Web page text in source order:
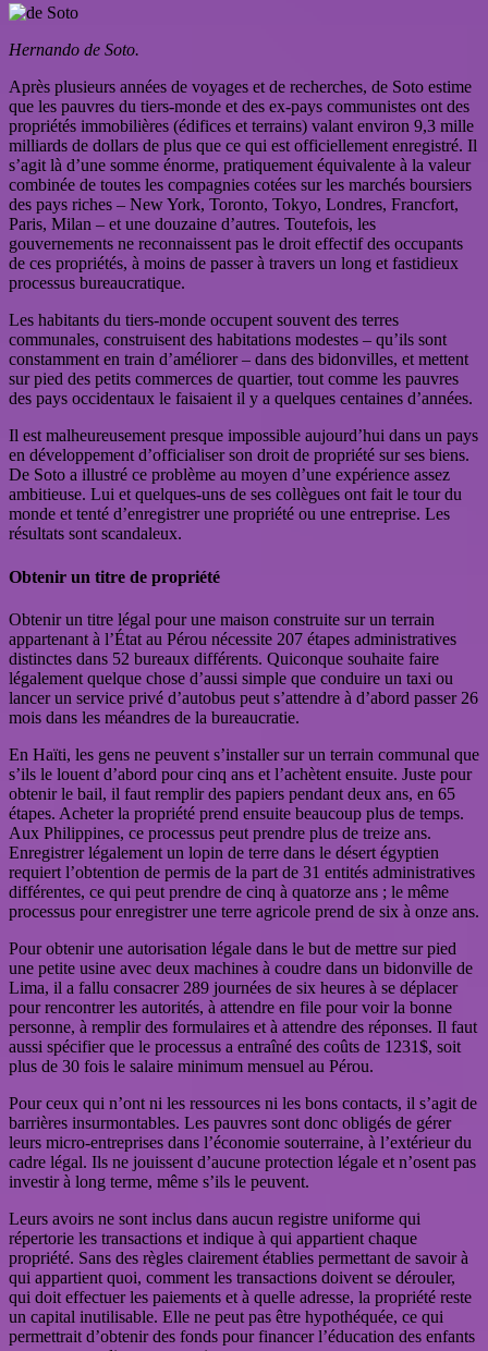
Hernando de Soto.
Après plusieurs années de voyages et de recherches, de Soto estime
que les pauvres du tiers-monde et des ex-pays communistes ont des
propriétés immobilières (édifices et terrains) valant environ 9,3 mille
milliards de dollars de plus que ce qui est officiellement enregistré. Il
s’agit là d’une somme énorme, pratiquement équivalente à la valeur
combinée de toutes les compagnies cotées sur les marchés boursiers
des pays riches – New York, Toronto, Tokyo, Londres, Francfort,
Paris, Milan – et une douzaine d’autres. Toutefois, les
gouvernements ne reconnaissent pas le droit effectif des occupants
de ces propriétés, à moins de passer à travers un long et fastidieux
processus bureaucratique.
Les habitants du tiers-monde occupent souvent des terres
communales, construisent des habitations modestes – qu’ils sont
constamment en train d’améliorer – dans des bidonvilles, et mettent
sur pied des petits commerces de quartier, tout comme les pauvres
des pays occidentaux le faisaient il y a quelques centaines d’années.
Il est malheureusement presque impossible aujourd’hui dans un pays
en développement d’officialiser son droit de propriété sur ses biens.
De Soto a illustré ce problème au moyen d’une expérience assez
ambitieuse. Lui et quelques-uns de ses collègues ont fait le tour du
monde et tenté d’enregistrer une propriété ou une entreprise. Les
résultats sont scandaleux.
Obtenir un titre de propriété
Obtenir un titre légal pour une maison construite sur un terrain
appartenant à l’État au Pérou nécessite 207 étapes administratives
distinctes dans 52 bureaux différents. Quiconque souhaite faire
légalement quelque chose d’aussi simple que conduire un taxi ou
lancer un service privé d’autobus peut s’attendre à d’abord passer 26
mois dans les méandres de la bureaucratie.
En Haïti, les gens ne peuvent s’installer sur un terrain communal que
s’ils le louent d’abord pour cinq ans et l’achètent ensuite. Juste pour
obtenir le bail, il faut remplir des papiers pendant deux ans, en 65
étapes. Acheter la propriété prend ensuite beaucoup plus de temps.
Aux Philippines, ce processus peut prendre plus de treize ans.
Enregistrer légalement un lopin de terre dans le désert égyptien
requiert l’obtention de permis de la part de 31 entités administratives
différentes, ce qui peut prendre de cinq à quatorze ans ; le même
processus pour enregistrer une terre agricole prend de six à onze ans.
Pour obtenir une autorisation légale dans le but de mettre sur pied
une petite usine avec deux machines à coudre dans un bidonville de
Lima, il a fallu consacrer 289 journées de six heures à se déplacer
pour rencontrer les autorités, à attendre en file pour voir la bonne
personne, à remplir des formulaires et à attendre des réponses. Il faut
aussi spécifier que le processus a entraîné des coûts de 1231$, soit
plus de 30 fois le salaire minimum mensuel au Pérou.
Pour ceux qui n’ont ni les ressources ni les bons contacts, il s’agit de
barrières insurmontables. Les pauvres sont donc obligés de gérer
leurs micro-entreprises dans l’économie souterraine, à l’extérieur du
cadre légal. Ils ne jouissent d’aucune protection légale et n’osent pas
investir à long terme, même s’ils le peuvent.
Leurs avoirs ne sont inclus dans aucun registre uniforme qui
répertorie les transactions et indique à qui appartient chaque
propriété. Sans des règles clairement établies permettant de savoir à
qui appartient quoi, comment les transactions doivent se dérouler,
qui doit effectuer les paiements et à quelle adresse, la propriété reste
un capital inutilisable. Elle ne peut pas être hypothéquée, ce qui
permettrait d’obtenir des fonds pour financer l’éducation des enfants